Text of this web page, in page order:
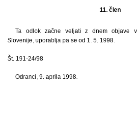
11. člen
Ta odlok začne veljati z dnem objave v
Slovenije, uporablja pa se od 1. 5. 1998.
Št. 191-24/98
Odranci, 9. aprila 1998.